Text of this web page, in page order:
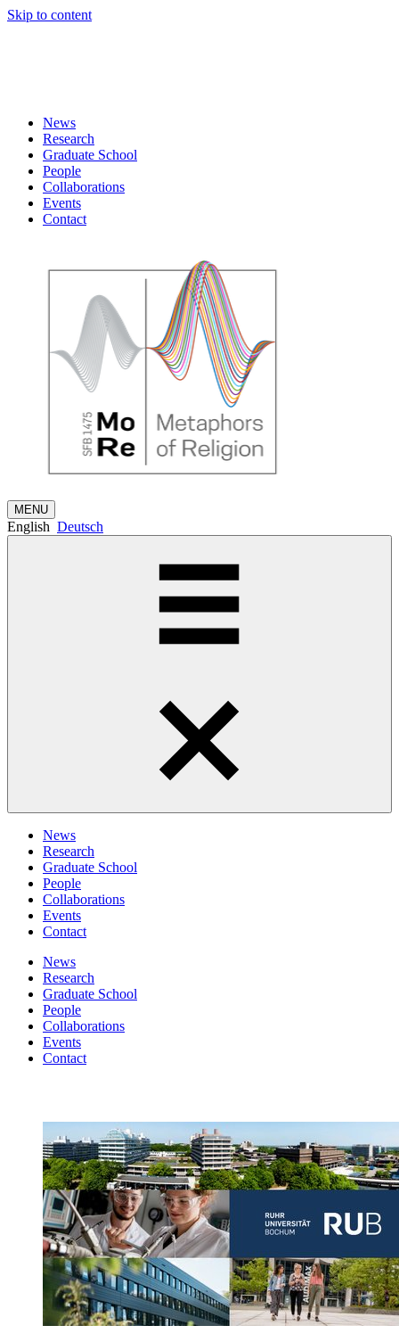
Skip to content
News
Research
Graduate School
People
Collaborations
Events
Contact
MENU
English Deutsch
News
Research
Graduate School
People
Collaborations
Events
Contact
News
Research
Graduate School
People
Collaborations
Events
Contact